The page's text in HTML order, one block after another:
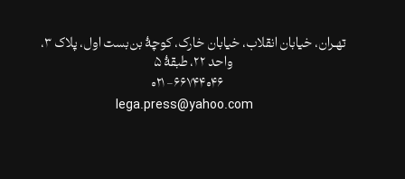
تهـران،‌ خیابان انقلاب، خیابان خارک، کوچۀ بن‌بست اول، پلاک ۳،
واحد ۲۲، طبقۀ ۵